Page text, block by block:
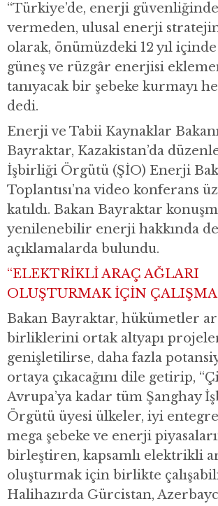
“Türkiye’de, enerji
vermeden, ulusal enerji
olarak, önümüzdeki 12 yıl
güneş ve rüzgâr enerjisi
tanıyacak bir şebeke kurmayı
dedi.
Enerji ve Tabii Kaynaklar
Bayraktar, Kazakistan’da
İşbirliği Örgütü (ŞİO) Enerji
Toplantısı’na video konferans
katıldı. Bakan Bayraktar
yenilenebilir enerji hakkında
açıklamalarda bulundu.
“ELEKTRİKLİ ARAÇ AĞLARI
OLUŞTURMAK İÇİN
Bakan Bayraktar, hükümetler
birliklerini ortak altyapı
genişletilirse, daha fazla
ortaya çıkacağını dile getirip,
Avrupa’ya kadar tüm Şanghay
Örgütü üyesi ülkeler, iyi
mega şebeke ve enerji
birleştiren, kapsamlı elektrikli
oluşturmak için birlikte
Halihazırda Gürcistan,